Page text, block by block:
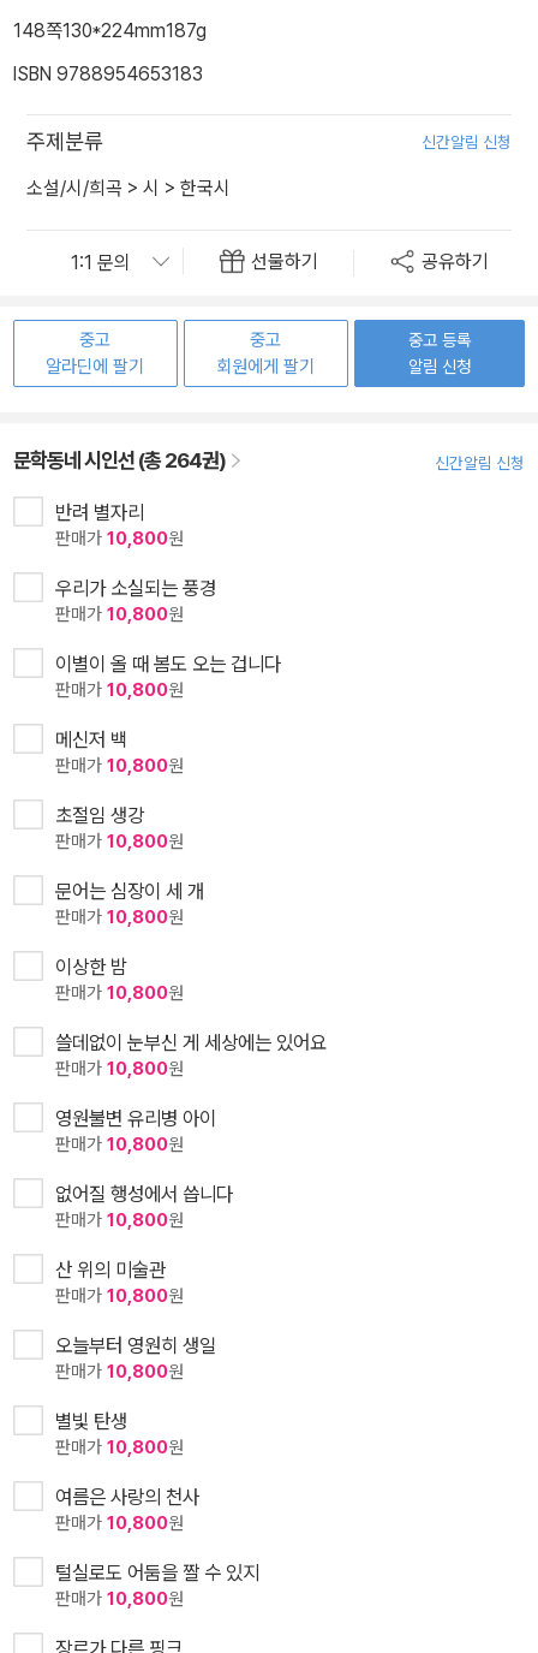
148쪽130*224mm187g
ISBN 9788954653183
주제분류 신간알림 신청
소설/시/희곡 > 시 > 한국시
선물하기 공유하기
중고
알라딘에 팔기
중고
회원에게 팔기
중고 등록
알림 신청
문학동네 시인선 (총 264권) 신간알림 신청
반려 별자리
판매가 10,800원
우리가 소실되는 풍경
판매가 10,800원
이별이 올 때 봄도 오는 겁니다
판매가 10,800원
메신저 백
판매가 10,800원
초절임 생강
판매가 10,800원
문어는 심장이 세 개
판매가 10,800원
이상한 밤
판매가 10,800원
쓸데없이 눈부신 게 세상에는 있어요
판매가 10,800원
영원불변 유리병 아이
판매가 10,800원
없어질 행성에서 씁니다
판매가 10,800원
산 위의 미술관
판매가 10,800원
오늘부터 영원히 생일
판매가 10,800원
별빛 탄생
판매가 10,800원
여름은 사랑의 천사
판매가 10,800원
털실로도 어둠을 짤 수 있지
판매가 10,800원
장르가 다른 핑크